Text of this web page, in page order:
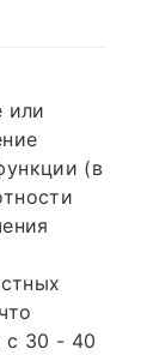
или
(в
с 30 - 40